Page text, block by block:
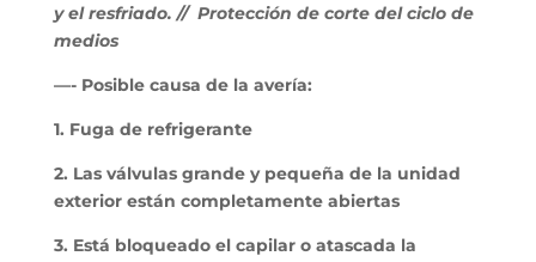
y el resfriado. // Protección de corte del ciclo de
medios
—- Posible causa de la avería:
1. Fuga de refrigerante
2. Las válvulas grande y pequeña de la unidad
exterior están completamente abiertas
3. Está bloqueado el capilar o atascada la